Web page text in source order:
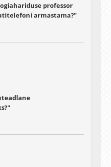
professor
armastama?"